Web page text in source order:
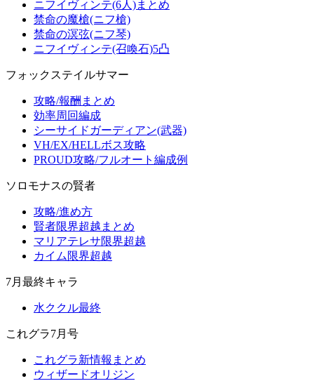
ニフイヴィンテ(6人)まとめ
禁命の魔槍(ニフ槍)
禁命の溟弦(ニフ琴)
ニフイヴィンテ(召喚石)5凸
フォックステイルサマー
攻略/報酬まとめ
効率周回編成
シーサイドガーディアン(武器)
VH/EX/HELLボス攻略
PROUD攻略/フルオート編成例
ソロモナスの賢者
攻略/進め方
賢者限界超越まとめ
マリアテレサ限界超越
カイム限界超越
7月最終キャラ
水ククル最終
これグラ7月号
これグラ新情報まとめ
ウィザードオリジン